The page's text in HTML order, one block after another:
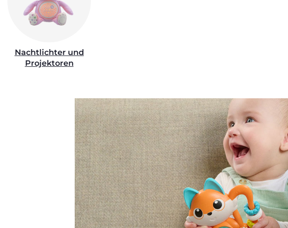
Nachtlichter und
Projektoren